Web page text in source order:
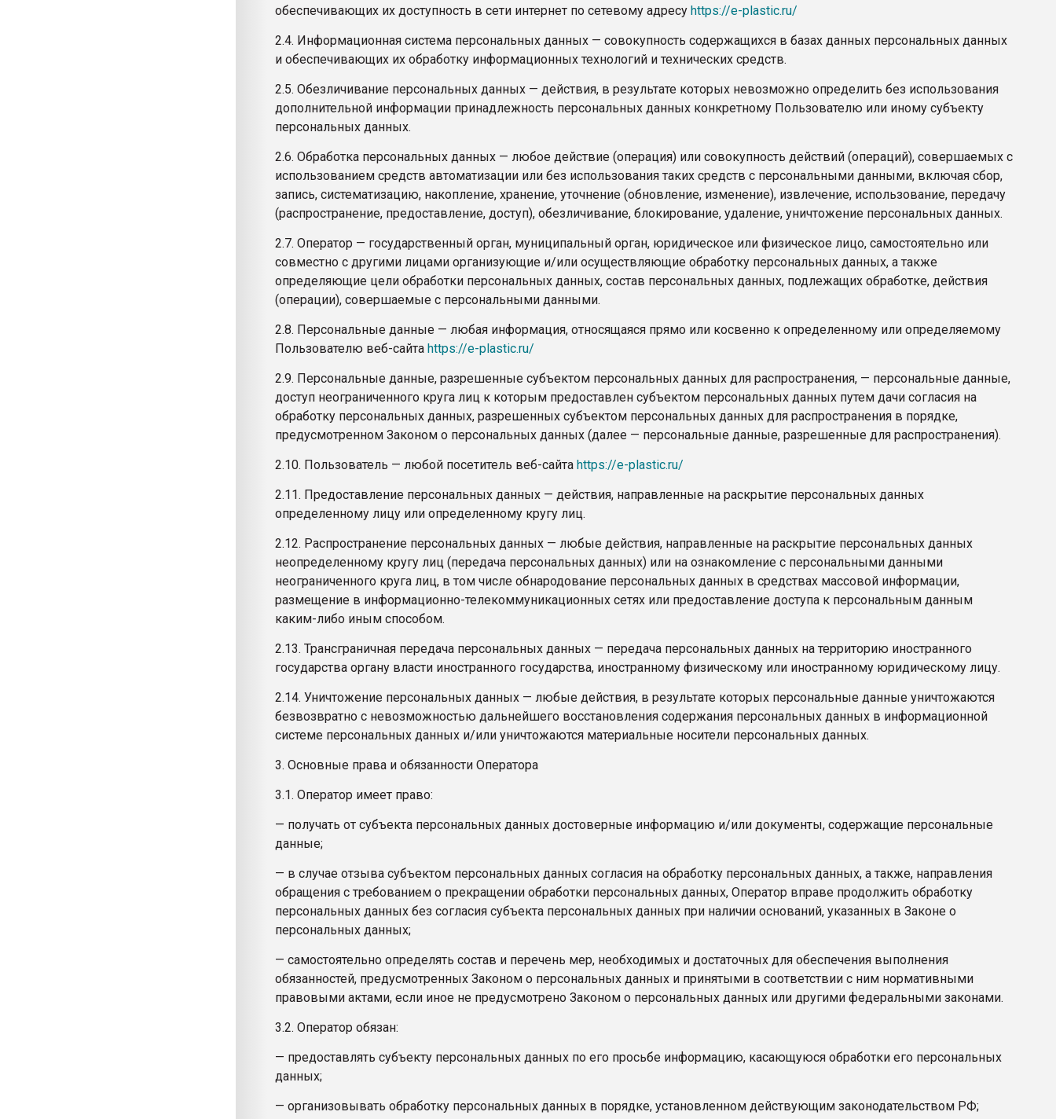
обеспечивающих их доступность в сети интернет по сетевому адресу https://e-plastic.ru/
2.4. Информационная система персональных данных — совокупность содержащихся в базах данных персональных данных
и обеспечивающих их обработку информационных технологий и технических средств.
2.5. Обезличивание персональных данных — действия, в результате которых невозможно определить без использования
дополнительной информации принадлежность персональных данных конкретному Пользователю или иному субъекту
персональных данных.
2.6. Обработка персональных данных — любое действие (операция) или совокупность действий (операций), совершаемых с
использованием средств автоматизации или без использования таких средств с персональными данными, включая сбор,
запись, систематизацию, накопление, хранение, уточнение (обновление, изменение), извлечение, использование, передачу
(распространение, предоставление, доступ), обезличивание, блокирование, удаление, уничтожение персональных данных.
2.7. Оператор — государственный орган, муниципальный орган, юридическое или физическое лицо, самостоятельно или
совместно с другими лицами организующие и/или осуществляющие обработку персональных данных, а также
определяющие цели обработки персональных данных, состав персональных данных, подлежащих обработке, действия
(операции), совершаемые с персональными данными.
2.8. Персональные данные — любая информация, относящаяся прямо или косвенно к определенному или определяемому
Пользователю веб-сайта https://e-plastic.ru/
2.9. Персональные данные, разрешенные субъектом персональных данных для распространения, — персональные данные,
доступ неограниченного круга лиц к которым предоставлен субъектом персональных данных путем дачи согласия на
обработку персональных данных, разрешенных субъектом персональных данных для распространения в порядке,
предусмотренном Законом о персональных данных (далее — персональные данные, разрешенные для распространения).
2.10. Пользователь — любой посетитель веб-сайта https://e-plastic.ru/
2.11. Предоставление персональных данных — действия, направленные на раскрытие персональных данных
определенному лицу или определенному кругу лиц.
2.12. Распространение персональных данных — любые действия, направленные на раскрытие персональных данных
неопределенному кругу лиц (передача персональных данных) или на ознакомление с персональными данными
неограниченного круга лиц, в том числе обнародование персональных данных в средствах массовой информации,
размещение в информационно-телекоммуникационных сетях или предоставление доступа к персональным данным
каким-либо иным способом.
2.13. Трансграничная передача персональных данных — передача персональных данных на территорию иностранного
государства органу власти иностранного государства, иностранному физическому или иностранному юридическому лицу.
2.14. Уничтожение персональных данных — любые действия, в результате которых персональные данные уничтожаются
безвозвратно с невозможностью дальнейшего восстановления содержания персональных данных в информационной
системе персональных данных и/или уничтожаются материальные носители персональных данных.
3. Основные права и обязанности Оператора
3.1. Оператор имеет право:
— получать от субъекта персональных данных достоверные информацию и/или документы, содержащие персональные
данные;
— в случае отзыва субъектом персональных данных согласия на обработку персональных данных, а также, направления
обращения с требованием о прекращении обработки персональных данных, Оператор вправе продолжить обработку
персональных данных без согласия субъекта персональных данных при наличии оснований, указанных в Законе о
персональных данных;
— самостоятельно определять состав и перечень мер, необходимых и достаточных для обеспечения выполнения
обязанностей, предусмотренных Законом о персональных данных и принятыми в соответствии с ним нормативными
правовыми актами, если иное не предусмотрено Законом о персональных данных или другими федеральными законами.
3.2. Оператор обязан:
— предоставлять субъекту персональных данных по его просьбе информацию, касающуюся обработки его персональных
данных;
— организовывать обработку персональных данных в порядке, установленном действующим законодательством РФ;